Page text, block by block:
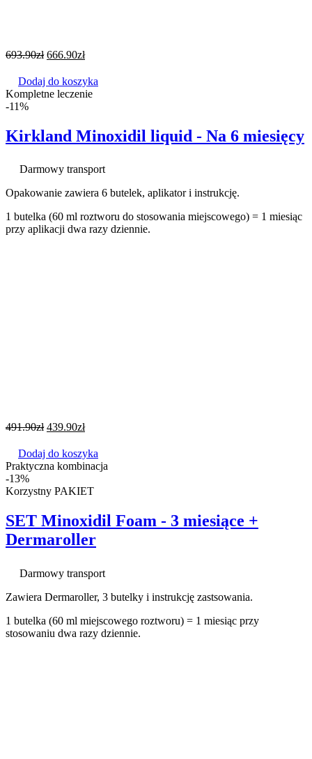
693.90zł 666.90zł
Dodaj do koszyka
Kompletne leczenie
-11%
Kirkland Minoxidil liquid - Na 6 miesięcy
Darmowy transport
Opakowanie zawiera 6 butelek, aplikator i instrukcję.
1 butelka (60 ml roztworu do stosowania miejscowego) = 1 miesiąc
przy aplikacji dwa razy dziennie.
491.90zł 439.90zł
Dodaj do koszyka
Praktyczna kombinacja
-13%
Korzystny PAKIET
SET Minoxidil Foam - 3 miesiące +
Dermaroller
Darmowy transport
Zawiera Dermaroller, 3 butelky i instrukcję zastsowania.
1 butelka (60 ml miejscowego roztworu) = 1 miesiąc przy
stosowaniu dwa razy dziennie.